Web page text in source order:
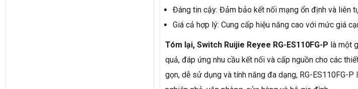
Đáng tin cậy: Đảm bảo kết nối mạng ổn định và liên
Giá cả hợp lý: Cung cấp hiệu năng cao với mức giá
Tóm lại, Switch Ruijie Reyee RG-ES110FG-P là một
quả, đáp ứng nhu cầu kết nối và cấp nguồn cho các
gọn, dễ sử dụng và tính năng đa dạng, RG-ES110FG-